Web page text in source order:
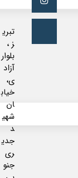
تبری
ز ،
بلوار
آزاد
ی،
خیاب
ان
شهی
د
جدی
ری
جنو